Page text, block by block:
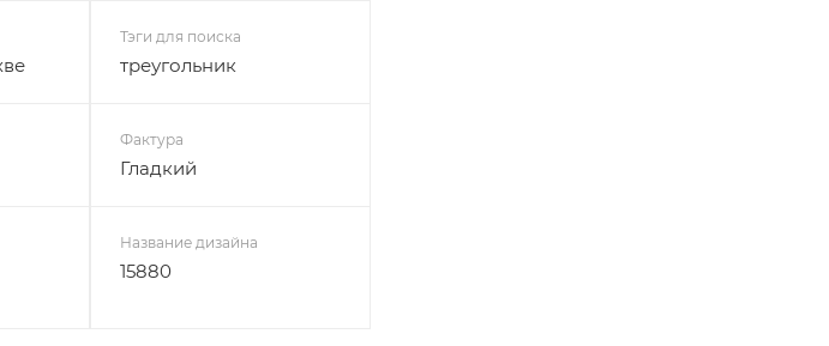
Тэги для поиска
треугольник
Фактура
Гладкий
Название дизайна
15880